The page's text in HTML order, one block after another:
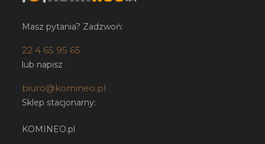
Masz pytania? Zadzwoń:
22 4 65 95 65
lub napisz
biuro@komineo.pl
Sklep stacjonarny:
KOMINEO.pl